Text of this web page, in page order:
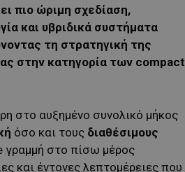
πιο ώριμη σχεδίαση,
και υβριδικά συστήματα
τη στρατηγική της
στην κατηγορία των compact
στο αυξημένο συνολικό μήκος
όσο και τους διαθέσιμους
γραμμή στο πίσω μέρος
και έντονες λεπτομέρειες που